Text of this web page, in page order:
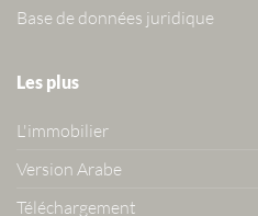
Base de données juridique
Les plus
L'immobilier
Version Arabe
Téléchargement